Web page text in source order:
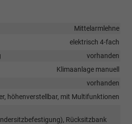
Mittelarmlehne
elektrisch 4-fach
vorhanden
Klimaanlage manuell
vorhanden
höhenverstellbar, mit Multifunktionen
Rücksitzbank